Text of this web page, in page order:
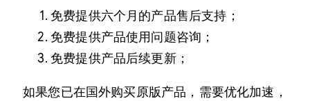
免费提供六个月的产品售后支持；
免费提供产品使用问题咨询；
免费提供产品后续更新；
如果您已在国外购买原版产品，需要优化加速，